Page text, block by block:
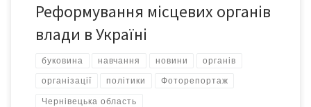
Реформування місцевих органів
влади в Україні
буковина навчання новини органів
організації політики Фоторепортаж
Чернівецька область